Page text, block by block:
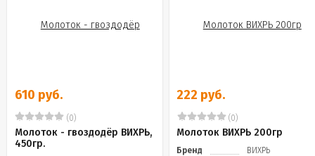
610 руб.
(0)
Молоток - гвоздодёр ВИХРЬ,
450гр.
222 руб.
(0)
Молоток ВИХРЬ 200гр
Бренд
ВИХРЬ